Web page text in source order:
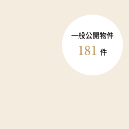
一般公開物件
181 件